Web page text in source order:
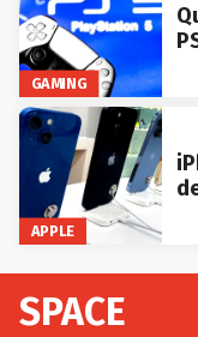
GAMING
APPLE
SPACE